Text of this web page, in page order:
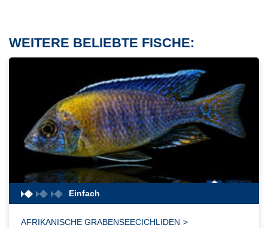
WEITERE BELIEBTE FISCHE:
Einfach
AFRIKANISCHE GRABENSEECICHLIDEN >